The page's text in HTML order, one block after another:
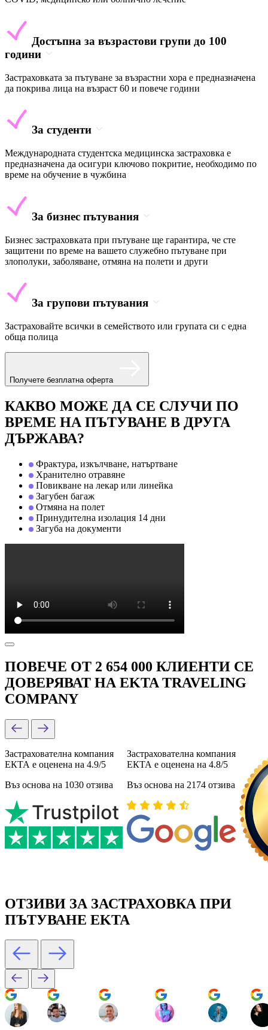
Достъпна за възрастови групи до 100
години
Застраховката за пътуване за възрастни хора е предназначена
да покрива лица на възраст 60 и повече години
За студенти
Международната студентска медицинска застраховка е
предназначена да осигури ключово покритие, необходимо по
време на обучение в чужбина
За бизнес пътувания
Бизнес застраховката при пътуване ще гарантира, че сте
защитени по време на вашето служебно пътуване при
злополуки, заболяване, отмяна на полети и други
За групови пътувания
Застраховайте всички в семейството или групата си с една
обща полица
Получете безплатна оферта
КАКВО МОЖЕ ДА СЕ СЛУЧИ ПО
ВРЕМЕ НА ПЪТУВАНЕ В ДРУГА
ДЪРЖАВА?
Фрактура, изкълчване, натъртване
Хранително отравяне
Повикване на лекар или линейка
Загубен багаж
Отмяна на полет
Принудителна изолация 14 дни
Загуба на документи
ПОВЕЧЕ ОТ 2 654 000 КЛИЕНТИ СЕ
ДОВЕРЯВАТ НА EKTA TRAVELING
COMPANY
Застрахователна компания
ЕКТА е оценена на 4.9/5
Въз основа на 1030 отзива
Застрахователна компания
ЕКТА е оценена на 4.8/5
Въз основа на 2174 отзива
ОТЗИВИ ЗА ЗАСТРАХОВКА ПРИ
ПЪТУВАНЕ EKTA